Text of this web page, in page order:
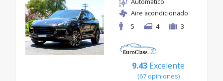
Aire acondicionado
5
4 3
9.43 Excelente
(67 opiniones)